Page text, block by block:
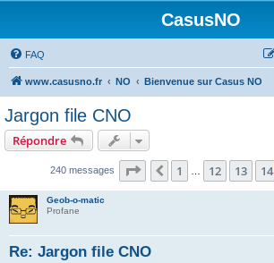
CasusNO
FAQ
www.casusno.fr NO Bienvenue sur Casus NO
Jargon file CNO
Répondre
240 messages Page 15 sur 16
Précédent
1 12 13 14
Geob-o-matic
Profane
Re: Jargon file CNO